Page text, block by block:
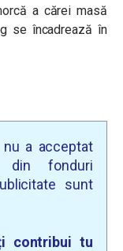
a cărei masă
se încadrează în
a acceptat
fonduri
sunt
contribui tu